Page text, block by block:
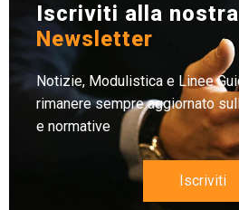
Iscriviti alla nostra
Newsletter
Notizie, Modulistica e Linee
rimanere sempre aggiornato
e normative
Iscriviti